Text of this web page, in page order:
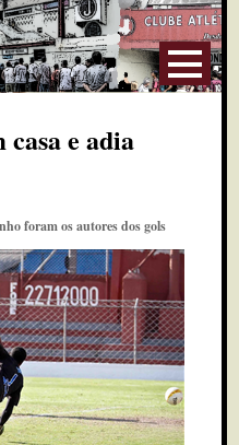
casa e adia
foram os autores dos gols